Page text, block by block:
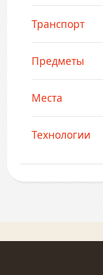
Транспорт
Предметы
Места
Технологии